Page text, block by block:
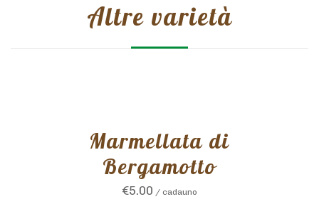
Altre varietà
Marmellata di
Bergamotto
€5.00 / cadauno